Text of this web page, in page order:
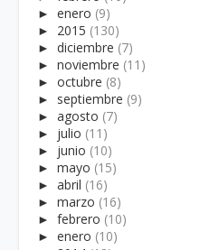
► enero (9)
► 2015 (130)
► diciembre (7)
► noviembre (11)
► octubre (8)
► septiembre (9)
► agosto (7)
► julio (11)
► junio (10)
► mayo (15)
► abril (16)
► marzo (16)
► febrero (10)
► enero (10)